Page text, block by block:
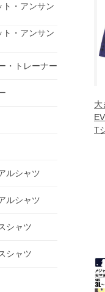
ト・アンサン
ト・アンサン
・トレーナー
ルシャツ
ルシャツ
シャツ
シャツ
大
T